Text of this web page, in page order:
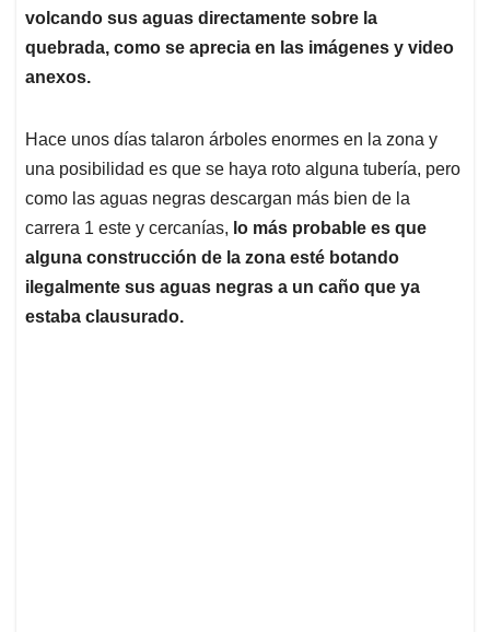
volcando sus aguas directamente sobre la
quebrada, como se aprecia en las imágenes y video
anexos.
Hace unos días talaron árboles enormes en la zona y
una posibilidad es que se haya roto alguna tubería, pero
como las aguas negras descargan más bien de la
carrera 1 este y cercanías, lo más probable es que
alguna construcción de la zona esté botando
ilegalmente sus aguas negras a un caño que ya
estaba clausurado.